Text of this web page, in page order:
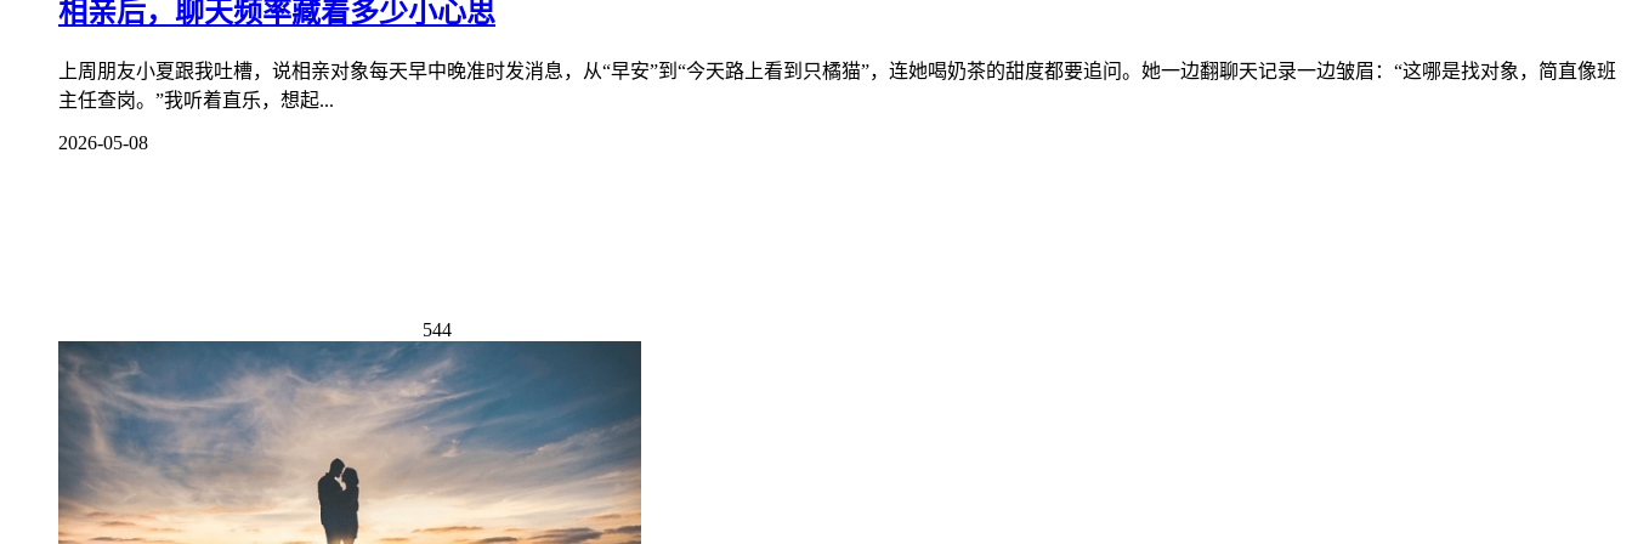
相亲后，聊天频率藏着多少小心思
上周朋友小夏跟我吐槽，说相亲对象每天早中晚准时发消息，从“早安”到“今天路上看到只橘猫”，连她喝奶茶的甜度都要追问。她一边翻聊天记录一边皱眉：“这哪是找对象，简直像班
主任查岗。”我听着直乐，想起...
2026-05-08
544